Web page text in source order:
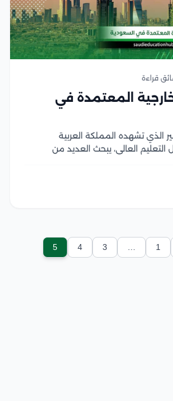
المعتمدة في
الذي تشهده المملكة العربية
العالي، يبحث العديد من
الحصول على شهادات تعليمية ذات
1
3
4
5